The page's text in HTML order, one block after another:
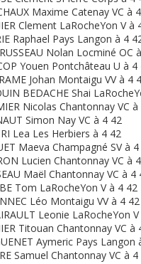
Maxime Catenay VC à
Clement LaRocheYon V à
Raphael Pays Langon à 4
Nolan Locminé OC
Youen Pontchâteau U à 4
Johan Montaigu VV à 4
BEDACHE Shai
Nicolas Chantonnay VC
Simon Nay VC à 4 42
Lea Les Herbiers à 4 42
Maeva Champagné SV à
Lucien Chantonnay VC à
Maël Chantonnay VC à 4
Tom LaRocheYon V à 4 42
Léo Montaigu VV à 4 42
Leonie LaRocheYon
Titouan Chantonnay VC à
Aymeric Pays Langon
Samuel Chantonnay VC à 4